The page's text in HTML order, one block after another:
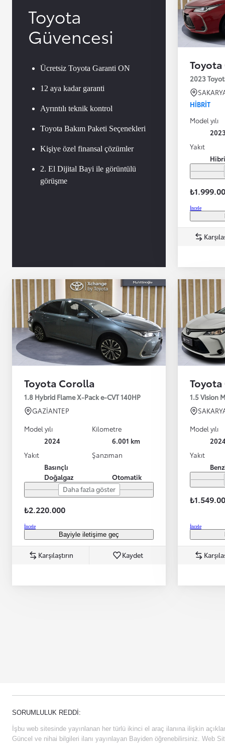
Yeni Hilux Yakında
Haberdar olun
Toyota
Güvencesi
Ücretsiz Toyota Garanti ON
12 aya kadar garanti
Ayrıntılı teknik kontrol
Toyota Bakım Paketi Seçenekleri
Kişiye özel finansal çözümler
2. El Dijital Bayi ile görüntülü
görüşme
2023
HIBRIT
Model yılı
2023
Yakıt
İncele
Toyota Corolla
1.8 Hybrid Flame X-Pack e-CVT 140HP
GAZİANTEP
Model yılı
2024
Kilometre
6.001 km
Yakıt
Basınçlı
Doğalgaz
Şanzıman
Otomatik
Daha fazla göster
₺2.220.000
İncele
Bayiyle iletişime geç
Karşılaştırın Kaydet
1.5 Vision
Model yılı
Yakıt
İncele
SORUMLULUK REDDI:
İşbu web sitesinde yayınlanan her türlü ikinci el araç ilanına ilişkin
Güncel ve nihai bilgileri ilanı yayınlayan Bayiden öğrenebilirsiniz. Web